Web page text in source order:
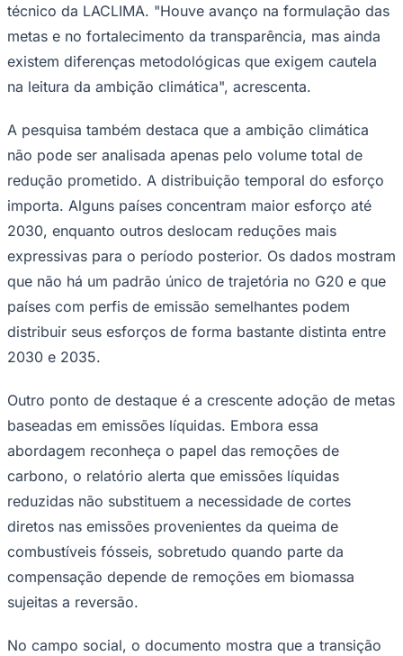
Palmeiras
técnico da LACLIMA. "Houve avanço na formulação das
metas e no fortalecimento da transparência, mas ainda
existem diferenças metodológicas que exigem cautela
na leitura da ambição climática", acrescenta.
A pesquisa também destaca que a ambição climática
não pode ser analisada apenas pelo volume total de
redução prometido. A distribuição temporal do esforço
importa. Alguns países concentram maior esforço até
2030, enquanto outros deslocam reduções mais
expressivas para o período posterior. Os dados mostram
que não há um padrão único de trajetória no G20 e que
países com perfis de emissão semelhantes podem
distribuir seus esforços de forma bastante distinta entre
2030 e 2035.
Outro ponto de destaque é a crescente adoção de metas
baseadas em emissões líquidas. Embora essa
abordagem reconheça o papel das remoções de
carbono, o relatório alerta que emissões líquidas
reduzidas não substituem a necessidade de cortes
diretos nas emissões provenientes da queima de
combustíveis fósseis, sobretudo quando parte da
compensação depende de remoções em biomassa
sujeitas a reversão.
No campo social, o documento mostra que a transição